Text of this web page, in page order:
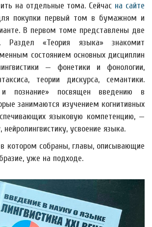
на отдельные тома. Сейчас на сайте
покупки первый том в бумажном и
В первом томе представлены две
Раздел «Теория языка» знакомит
состоянием основных дисциплин
— фонетики и фонологии,
теории дискурса, семантики.
познание» посвящен введению в
занимаются изучением когнитивных
языковую компетенцию, —
нейролингвистику, усвоение языка.
котором собраны, главы, описывающие
уже на подходе.